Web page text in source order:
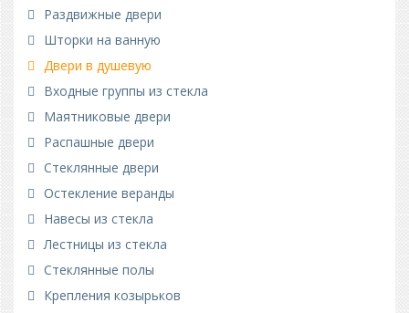
Раздвижные двери
Шторки на ванную
Двери в душевую
Входные группы из стекла
Маятниковые двери
Распашные двери
Стеклянные двери
Остекление веранды
Навесы из стекла
Лестницы из стекла
Стеклянные полы
Крепления козырьков